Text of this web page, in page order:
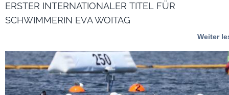
ERSTER INTERNATIONALER TITEL FÜR
SCHWIMMERIN EVA WOITAG
Weiter